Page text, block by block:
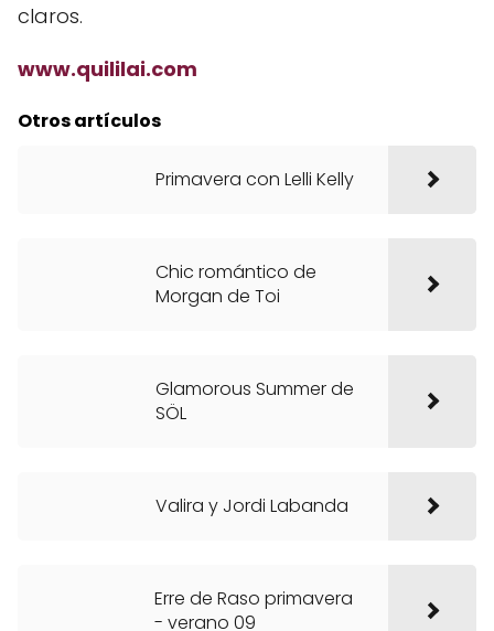
claros.
www.quililai.com
Otros artículos
Primavera con Lelli Kelly
Chic romántico de
Morgan de Toi
Glamorous Summer de
SÖL
Valira y Jordi Labanda
Erre de Raso primavera
- verano 09